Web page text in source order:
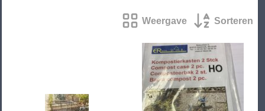
Weergave Sorteren